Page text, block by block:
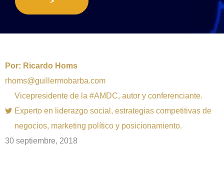
Por: Ricardo Homs
rhoms@guillermobarba.com
Vicepresidente de la #AMDC, autor y conferenciante.
Experto en liderazgo social, estrategias competitivas de
negocios, marketing político y posicionamiento.
30 septiembre, 2018